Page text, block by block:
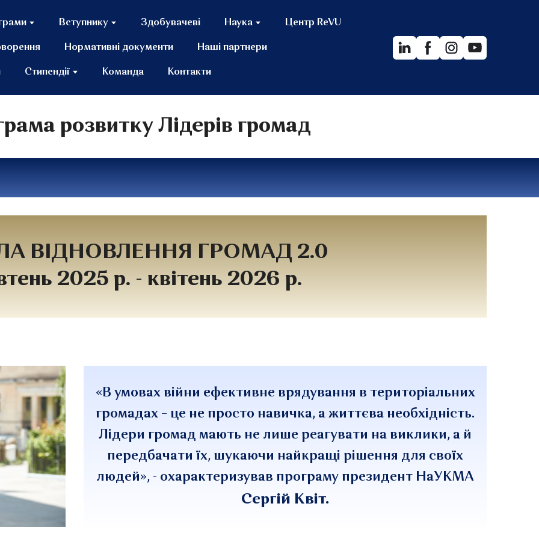
Вступнику Здобувачеві Наука Центр ReVU
Нормативні документи Наші партнери
Стипендії Команда Контакти
розвитку Лідерів громад
ВІДНОВЛЕННЯ ГРОМАД 2.0
2025 р. - квітень 2026 р.
«В умовах війни ефективне врядування в територіальних
громадах – це не просто навичка, а життєва необхідність.
Лідери громад мають не лише реагувати на виклики, а й
передбачати їх, шукаючи найкращі рішення для своїх
людей», - охарактеризував програму президент НаУКМА
Сергій Квіт.